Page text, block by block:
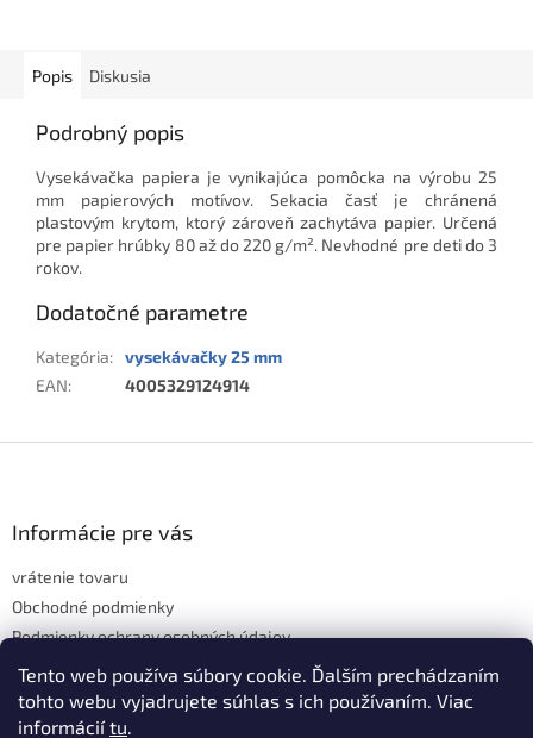
Tento web používa súbory cookie. Ďalším prechádzaním
tohto webu vyjadrujete súhlas s ich používaním. Viac
informáciítu.
Popis Diskusia
Podrobný popis
Vysekávačka papiera je vynikajúca pomôcka na výrobu 25
mm papierových motívov. Sekacia časť je chránená
plastovým krytom, ktorý zároveň zachytáva papier. Určená
pre papier hrúbky 80 až do 220 g/m². Nevhodné pre deti do 3
rokov.
Dodatočné parametre
Kategória: vysekávačky 25 mm
EAN: 4005329124914
Informácie pre vás
vrátenie tovaru
Obchodné podmienky
Podmienky ochrany osobných údajov
Hodnotenie obchodu